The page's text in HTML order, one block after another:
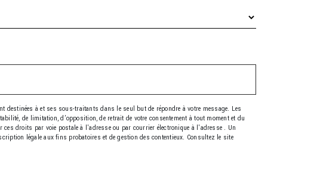
à et ses sous-traitants dans le seul but de répondre à votre message. Les
de limitation, d’opposition, de retrait de votre consentement à tout moment et du
ces droits par voie postale à l'adresse ou par courrier électronique à l'adresse . Un
légale aux fins probatoires et de gestion des contentieux. Consultez le site